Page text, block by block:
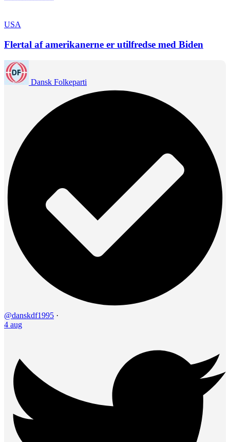
USA
Flertal af amerikanerne er utilfredse med Biden
Dansk Folkeparti
@danskdf1995 ·
4 aug